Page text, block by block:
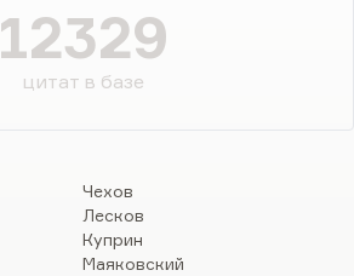
12329
цитат в базе
Чехов
Лесков
Куприн
Маяковский